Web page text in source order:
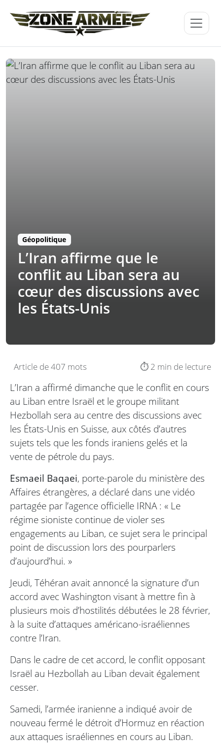
Géopolitique
L’Iran affirme que le
conflit au Liban sera au
cœur des discussions avec
les États-Unis
Article de 407 mots ⏱️ 2 min de lecture
L’Iran a affirmé dimanche que le conflit en cours
au Liban entre Israël et le groupe militant
Hezbollah sera au centre des discussions avec
les États-Unis en Suisse, aux côtés d’autres
sujets tels que les fonds iraniens gelés et la
vente de pétrole du pays.
Esmaeil Baqaei, porte-parole du ministère des
Affaires étrangères, a déclaré dans une vidéo
partagée par l’agence officielle IRNA : « Le
régime sioniste continue de violer ses
engagements au Liban, ce sujet sera le principal
point de discussion lors des pourparlers
d’aujourd’hui. »
Jeudi, Téhéran avait annoncé la signature d’un
accord avec Washington visant à mettre fin à
plusieurs mois d’hostilités débutées le 28 février,
à la suite d’attaques américano-israéliennes
contre l’Iran.
Dans le cadre de cet accord, le conflit opposant
Israël au Hezbollah au Liban devait également
cesser.
Samedi, l’armée iranienne a indiqué avoir de
nouveau fermé le détroit d’Hormuz en réaction
aux attaques israéliennes en cours au Liban.